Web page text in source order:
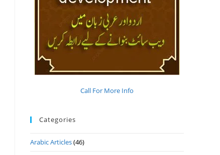
Call For More Info
Categories
Arabic Articles(46)